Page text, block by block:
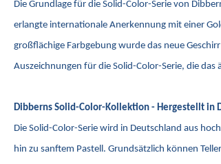
Die Grundlage für die Solid-Color-Serie von
erlangte internationale Anerkennung mit einer
großflächige Farbgebung wurde das neue
Auszeichnungen für die Solid-Color-Serie, die
Dibberns Solid-Color-Kollektion - Hergestellt in
Die Solid-Color-Serie wird in Deutschland aus
hin zu sanftem Pastell. Grundsätzlich können